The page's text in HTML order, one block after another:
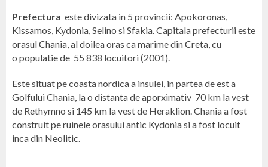
Prefectura este divizata in 5 provincii: Apokoronas,
Kissamos, Kydonia, Selino si Sfakia. Capitala prefecturii este
orasul Chania, al doilea oras ca marime din Creta, cu
o populatie de 55 838 locuitori (2001).
Este situat pe coasta nordica a insulei, in partea de est a
Golfului Chania, la o distanta de aporximativ 70 km la vest
de Rethymno si 145 km la vest de Heraklion. Chania a fost
construit pe ruinele orasului antic Kydonia si a fost locuit
inca din Neolitic.